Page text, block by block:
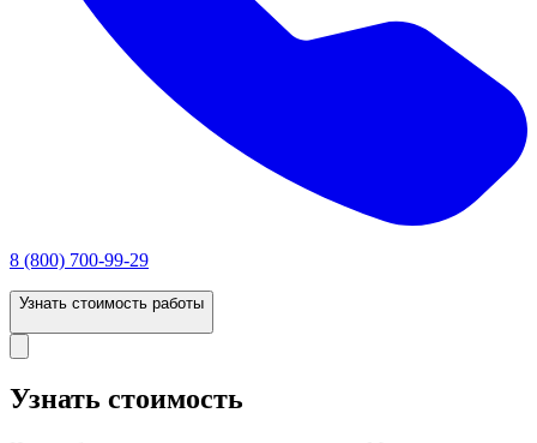
8 (800) 700-99-29
Узнать стоимость работы
Узнать стоимость